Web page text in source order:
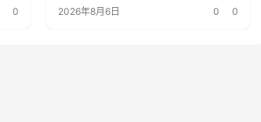
0 2026年8月6日 0 0